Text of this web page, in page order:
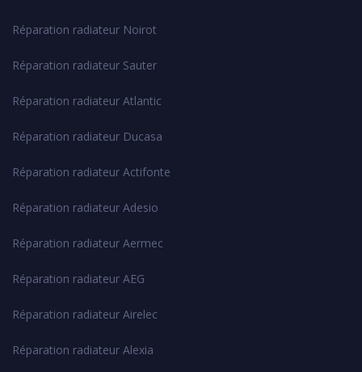
Réparation radiateur Noirot
Réparation radiateur Sauter
Réparation radiateur Atlantic
Réparation radiateur Ducasa
Réparation radiateur Actifonte
Réparation radiateur Adesio
Réparation radiateur Aermec
Réparation radiateur AEG
Réparation radiateur Airelec
Réparation radiateur Alexia